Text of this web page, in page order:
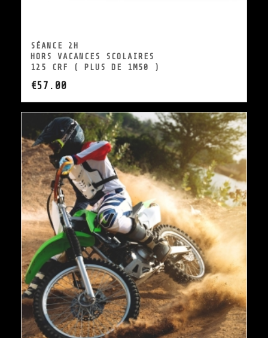
SÉANCE 2H
HORS VACANCES SCOLAIRES
125 CRF ( PLUS DE 1M50 )
€57.00